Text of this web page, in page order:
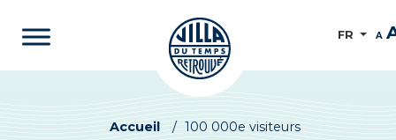
FR A
Accueil / 100 000e visiteurs